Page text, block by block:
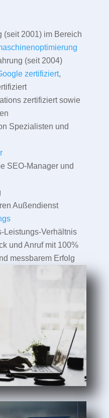
(seit 2001) im Bereich
(seit 2004)
zertifiziert,
zertifiziert sowie
Spezialisten und
SEO-Manager und
Außendienst
Leistungs-Verhältnis
und Anruf mit 100%
messbarem Erfolg